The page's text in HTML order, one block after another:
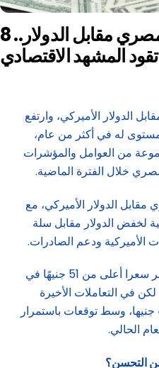
مستقبل الجنيه المصري مقابل الدولار.. 8
المشهد الاقتصادي
الدولار الأميركي، وارتفع
له في أكثر من عام،
من العوامل والمؤشرات
خلال الفترة الماضية.
مقابل الدولار الأميركي، مع
لخفض الدولار مقابل سلة
الأميركية ودعم الصادرات.
وسجل الدولار الأميركي في مصر سعرا أعلى من 51 جنيهًا في
في التعاملات الأخيرة
انخفض إلى مستوى أقل من 48 جنيها، وسط توقعات باستمرار
الحالي.
التحسن؟